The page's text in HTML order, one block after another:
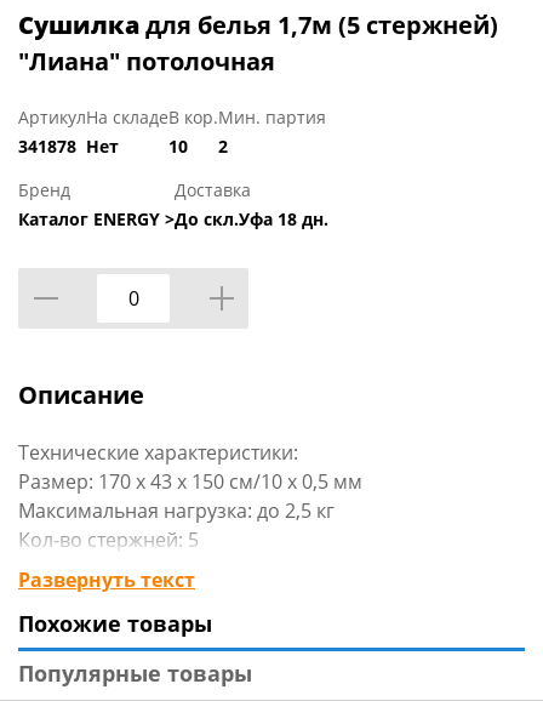
Сушилкадля белья 1,7м (5 стержней)
"Лиана" потолочная
Артикул
341878
На складе
Нет
В кор.
10
Мин. партия
2
Бренд
Каталог ENERGY >
Доставка
До скл.Уфа 18 дн.
Описание
Технические характеристики:
Размер: 170 х 43 х 150 см/10 х 0,5 мм
Максимальная нагрузка: до 2,5 кг
Кол-во стержней: 5
Габариты: 1,7 x 0,03 x 0,03 мм
Тип крепления: потолочная
Вид упаковки: ПНД рукав
Материал изделия: стальная труба, металл,
пластмасса, ПВХ
Развернуть текст
Похожие товары
Популярные товары